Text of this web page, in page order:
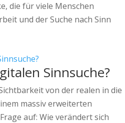
die für viele Menschen
und der Suche nach Sinn
Sinnsuche?
von der realen in die
massiv erweiterten
auf: Wie verändert sich